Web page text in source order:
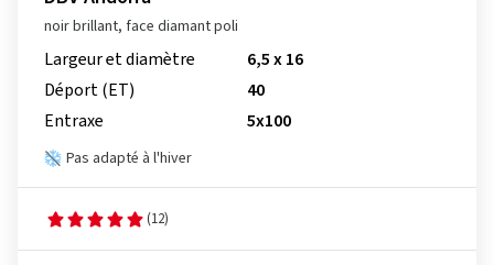
noir brillant, face diamant poli
Largeur et diamètre
6,5 x 16
Déport (ET)
40
Entraxe
5x100
Pas adapté à l'hiver
(12)